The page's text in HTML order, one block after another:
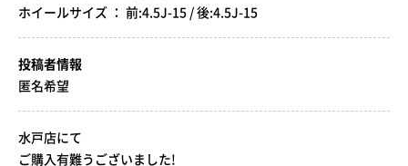
ホイールサイズ ： 前:4.5J-15 / 後:4.5J-15
投稿者情報
匿名希望
水戸店にて
ご購入有難うございました!